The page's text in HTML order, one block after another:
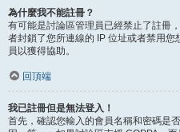
為什麼我不能註冊？
有可能是討論區管理員已經禁止了註冊
者封鎖了您所連線的 IP 位址或者禁用
員以獲得協助。
回頂端
我已註冊但是無法登入！
首先，確認您輸入的會員名稱和密碼是